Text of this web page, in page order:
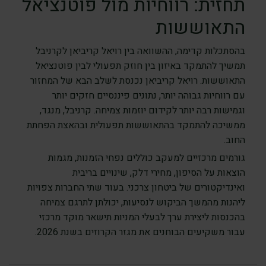
התאוששות
בהסתכלות קדימה, ההשוואה בין רויאל קריביאן לקרניבל
תמשיך להתמקד באיזון בין חוזק תפעולי לבין פוטנציאל
התאוששות. רויאל קריביאן נכנסת לשלב הבא של המחזור
עם רווחיות גבוהה יותר, נתונים פיננסיים חזקים יותר
וגמישות רבה יותר לקידום יוזמות צמיחה. קרניבל, מנגד,
ממשיכה להתמקד בהתאוששות תפעולית ובהאצת הפחתת
החוב.
גורמים מרכזיים למעקב כוללים נפחי הזמנות, מגמות
הוצאות על הסיפון, מחירי דלק, שינויים בריבית
ואינדיקטורים של ביטחון צרכני. בעוד שתי החברות צפויות
ליהנות מהמשך הביקוש לנסיעות, יכולתן לתרגם צמיחה
בהכנסות ליצירת ערך לבעלי המניות תישאר מוקד מרכזי
עבור משקיעים הבוחנים את מגזר הקרוזים בשנת 2026.